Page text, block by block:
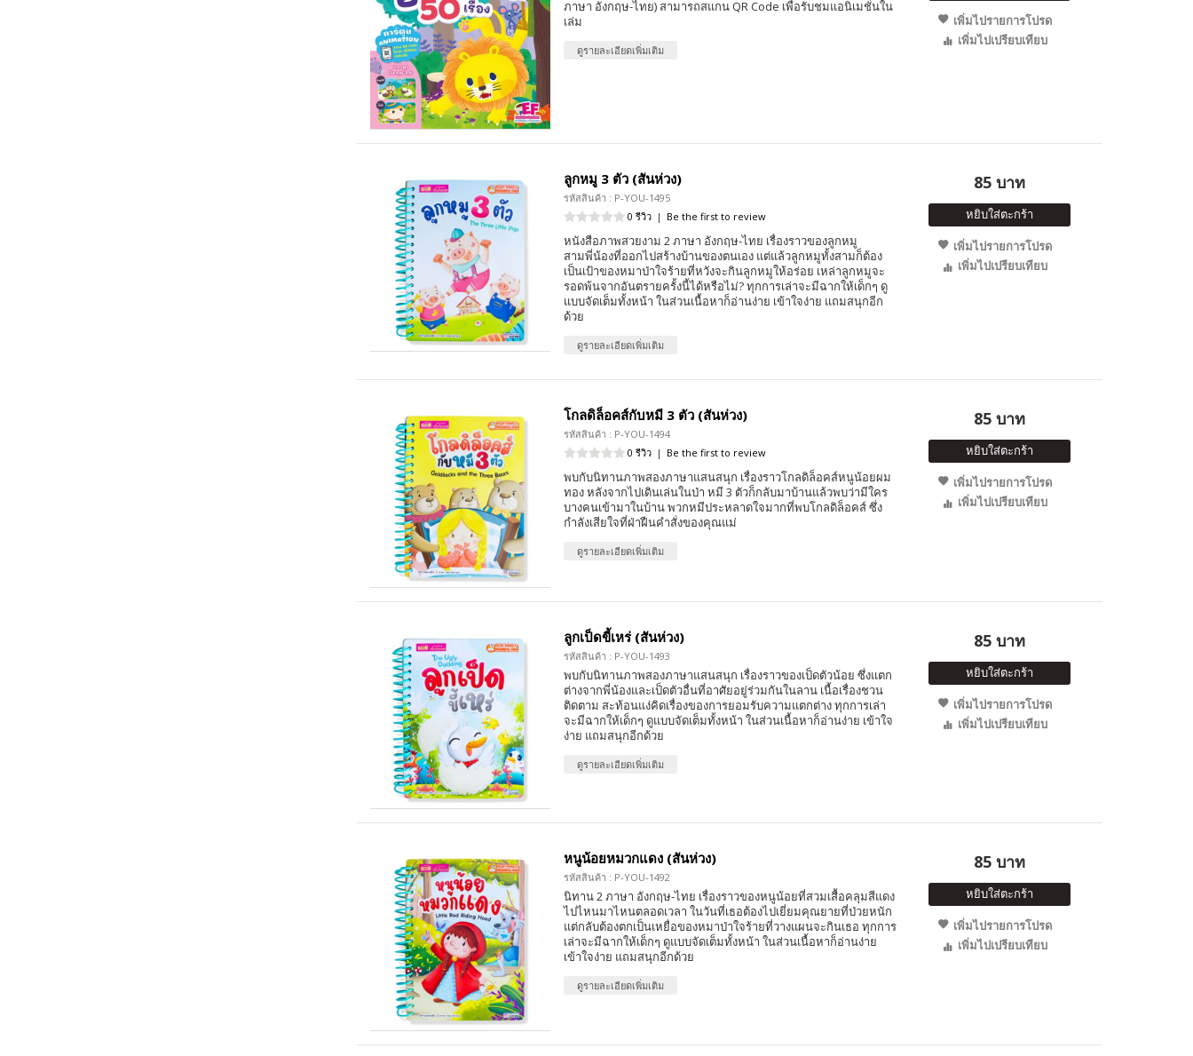
ภาษา อังกฤษ-ไทย) สามารถสแกน QR Code เพื่อรับชมแอนิเมชั่นใน
เล่ม
ดูรายละเอียดเพิ่มเติม
เพิ่มไปรายการโปรด
เพิ่มไปเปรียบเทียบ
ลูกหมู 3 ตัว (สันห่วง)
รหัสสินค้า : P-YOU-1495
0 รีวิว | Be the first to review
หนังสือภาพสวยงาม 2 ภาษา อังกฤษ-ไทย เรื่องราวของลูกหมู
สามพี่น้องที่ออกไปสร้างบ้านของตนเอง แต่แล้วลูกหมูทั้งสามก็ต้อง
เป็นเป้าของหมาป่าใจร้ายที่หวังจะกินลูกหมูให้อร่อย เหล่าลูกหมูจะ
รอดพ้นจากอันตรายครั้งนี้ได้หรือไม่? ทุกการเล่าจะมีฉากให้เด็กๆ ดู
แบบจัดเต็มทั้งหน้า ในส่วนเนื้อหาก็อ่านง่าย เข้าใจง่าย แถมสนุกอีก
ด้วย
ดูรายละเอียดเพิ่มเติม
85 บาท
หยิบใส่ตะกร้า
เพิ่มไปรายการโปรด
เพิ่มไปเปรียบเทียบ
โกลดิล็อคส์กับหมี 3 ตัว (สันห่วง)
รหัสสินค้า : P-YOU-1494
0 รีวิว | Be the first to review
พบกับนิทานภาพสองภาษาแสนสนุก เรื่องราวโกลดิล็อคส์หนูน้อยผม
ทอง หลังจากไปเดินเล่นในป่า หมี 3 ตัวก็กลับมาบ้านแล้วพบว่ามีใคร
บางคนเข้ามาในบ้าน พวกหมีประหลาดใจมากที่พบโกลดิล็อคส์ ซึ่ง
กำลังเสียใจที่ฝ่าฝืนคำสั่งของคุณแม่
ดูรายละเอียดเพิ่มเติม
85 บาท
หยิบใส่ตะกร้า
เพิ่มไปรายการโปรด
เพิ่มไปเปรียบเทียบ
ลูกเป็ดขี้เหร่ (สันห่วง)
รหัสสินค้า : P-YOU-1493
พบกับนิทานภาพสองภาษาแสนสนุก เรื่องราวของเป็ดตัวน้อย ซึ่งแตก
ต่างจากพี่น้องและเป็ดตัวอื่นที่อาศัยอยู่ร่วมกันในลาน เนื้อเรื่องชวน
ติดตาม สะท้อนแง่คิดเรื่องของการยอมรับความแตกต่าง ทุกการเล่า
จะมีฉากให้เด็กๆ ดูแบบจัดเต็มทั้งหน้า ในส่วนเนื้อหาก็อ่านง่าย เข้าใจ
ง่าย แถมสนุกอีกด้วย
ดูรายละเอียดเพิ่มเติม
85 บาท
หยิบใส่ตะกร้า
เพิ่มไปรายการโปรด
เพิ่มไปเปรียบเทียบ
หนูน้อยหมวกแดง (สันห่วง)
รหัสสินค้า : P-YOU-1492
นิทาน 2 ภาษา อังกฤษ-ไทย เรื่องราวของหนูน้อยที่สวมเสื้อคลุมสีแดง
ไปไหนมาไหนตลอดเวลา ในวันที่เธอต้องไปเยี่ยมคุณยายที่ป่วยหนัก
แต่กลับต้องตกเป็นเหยื่อของหมาป่าใจร้ายที่วางแผนจะกินเธอ ทุกการ
เล่าจะมีฉากให้เด็กๆ ดูแบบจัดเต็มทั้งหน้า ในส่วนเนื้อหาก็อ่านง่าย
เข้าใจง่าย แถมสนุกอีกด้วย
ดูรายละเอียดเพิ่มเติม
85 บาท
หยิบใส่ตะกร้า
เพิ่มไปรายการโปรด
เพิ่มไปเปรียบเทียบ